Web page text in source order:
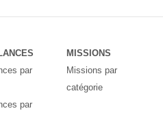
par
par
MISSIONS
Missions par
catégorie